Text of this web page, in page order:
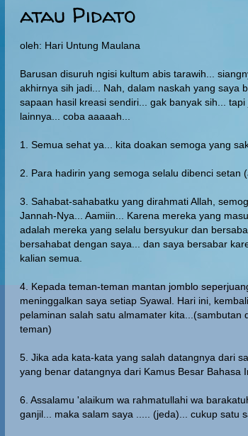
atau Pidato
oleh: Hari Untung Maulana
Barusan disuruh ngisi kultum abis tarawih...
akhirnya sih jadi... Nah, dalam naskah yang saya
sapaan hasil kreasi sendiri... gak banyak sih...
lainnya... coba aaaaah...
1. Semua sehat ya... kita doakan semoga yang
2. Para hadirin yang semoga selalu dibenci setan
3. Sahabat-sahabatku yang dirahmati Allah,
Jannah-Nya... Aamiin... Karena mereka yang
adalah mereka yang selalu bersyukur dan
bersahabat dengan saya... dan saya bersabar
kalian semua.
4. Kepada teman-teman mantan jomblo
meninggalkan saya setiap Syawal. Hari ini,
pelaminan salah satu almamater kita...(sambutan
teman)
5. Jika ada kata-kata yang salah datangnya dari
yang benar datangnya dari Kamus Besar Bahasa
6. Assalamu 'alaikum wa rahmatullahi wa
ganjil... maka salam saya ..... (jeda)... cukup satu